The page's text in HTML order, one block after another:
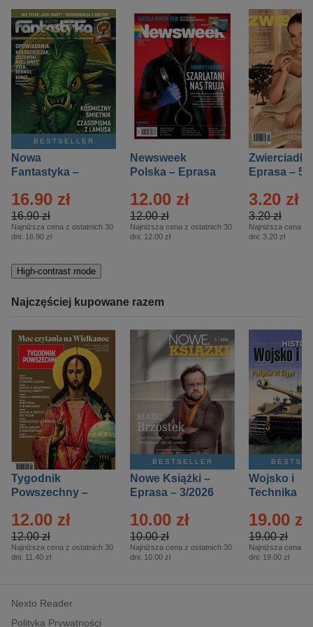
BESTSELLER
Nowa
Fantastyka –
16.90 zł
16.90 zł
Najniższa cena z ostatnich 30
dni: 16.90 zł
Newsweek
Polska – Eprasa
12.00 zł
12.00 zł
Najniższa cena z ostatnich 30
dni: 12.00 zł
Zwierciadło
Eprasa – 5/
3.20 zł
3.20 zł
Najniższa cena z
dni: 3.20 zł
High-contrast mode
Najczęściej kupowane razem
Tygodnik
Powszechny –
12.00 zł
12.00 zł
Najniższa cena z ostatnich 30
dni: 11.40 zł
BESTSELLER
Nowe Książki –
Eprasa – 3/2026
10.00 zł
10.00 zł
Najniższa cena z ostatnich 30
dni: 10.00 zł
Wojsko i
Technika
– 2/2026
19.00 zł
19.00 zł
Najniższa cena z
dni: 19.00 zł
Nexto Reader
Polityka Prywatności